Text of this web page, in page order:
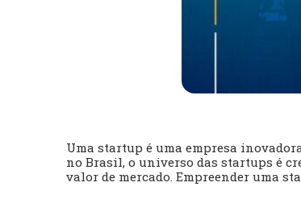
Uma startup é uma empresa
no Brasil, o universo das startups é
valor de mercado. Empreender uma